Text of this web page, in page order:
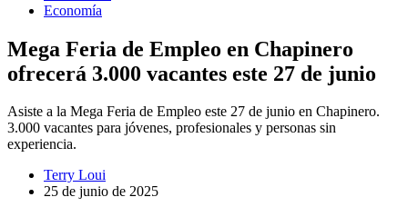
Economía
Mega Feria de Empleo en Chapinero
ofrecerá 3.000 vacantes este 27 de junio
Asiste a la Mega Feria de Empleo este 27 de junio en Chapinero.
3.000 vacantes para jóvenes, profesionales y personas sin
experiencia.
Terry Loui
25 de junio de 2025